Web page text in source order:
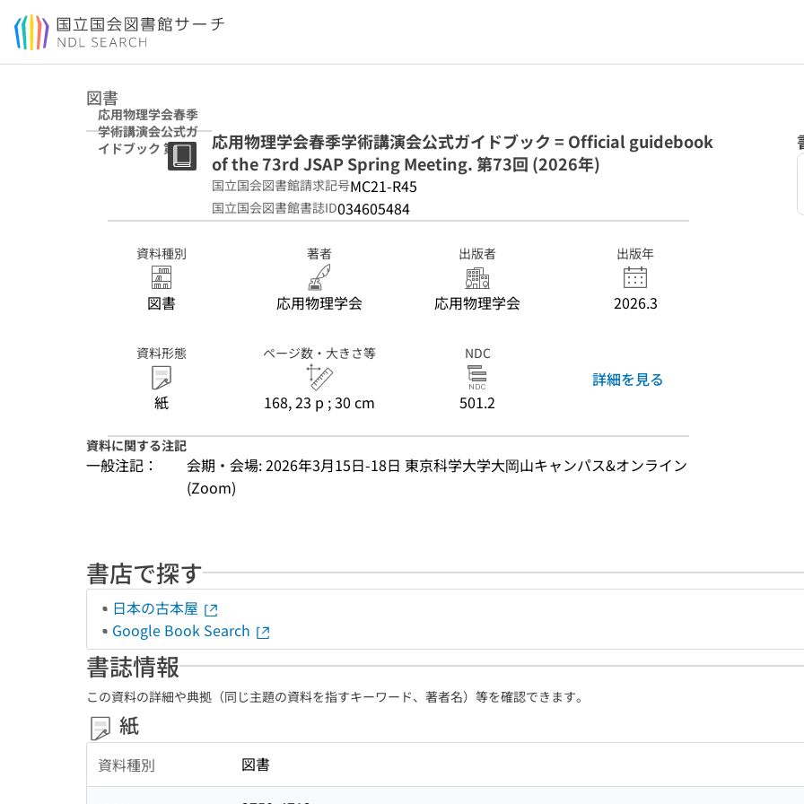
本文へ移動
図書
応用物理学会春季
学術講演会公式ガ
イドブック 第73
応用物理学会春季学術講演会公式ガイドブック = Official guidebook
of the 73rd JSAP Spring Meeting. 第73回 (2026年)
国立国会図書館請求記号MC21-R45
国立国会図書館書誌ID034605484
資料種別
図書
著者
応用物理学会
出版者
応用物理学会
出版年
2026.3
資料形態
紙
ページ数・大きさ等
168, 23 p ; 30 cm
NDC
501.2
詳細を見る
資料に関する注記
一般注記：
会期・会場: 2026年3月15日-18日 東京科学大学大岡山キャンパス&オンライン
(Zoom)
書店で探す
日本の古本屋
Google Book Search
書誌情報
この資料の詳細や典拠（同じ主題の資料を指すキーワード、著者名）等を確認できます。
紙
資料種別 図書